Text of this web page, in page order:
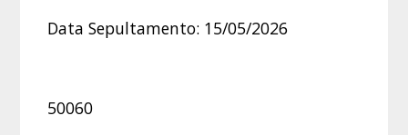
Data Sepultamento: 15/05/2026
50060